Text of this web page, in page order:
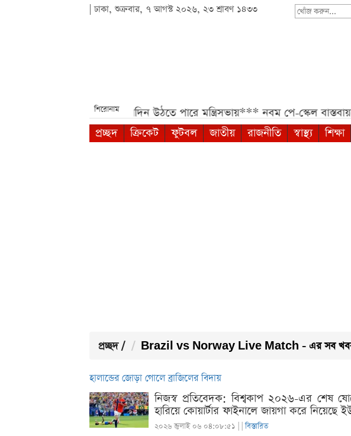
| ঢাকা, শুক্রবার, ৭ আগস্ট ২০২৬, ২৩ শ্রাবণ ১৪৩৩
খোঁজ
শিরোনাম
নবম পে-স্কেলের ফাইল যেদিন উঠতে পারে মন্ত্রিসভায়*** নবম পে-স্কেল বাস্তবায়নে
প্রচ্ছদ
ক্রিকেট ফুটবল জাতীয় রাজনীতি স্বাস্থ্য শিক্ষা
প্রচ্ছদ / Brazil vs Norway Live Match - এর সব
হালান্ডের জোড়া গোলে ব্রাজিলের বিদায়
নিজস্ব প্রতিবেদক: বিশ্বকাপ ২০২৬-এর শেষ
হারিয়ে কোয়ার্টার ফাইনালে জায়গা করে
২০২৬ জুলাই ০৬ ০৪:০৮:৫১ | |বিস্তারিত